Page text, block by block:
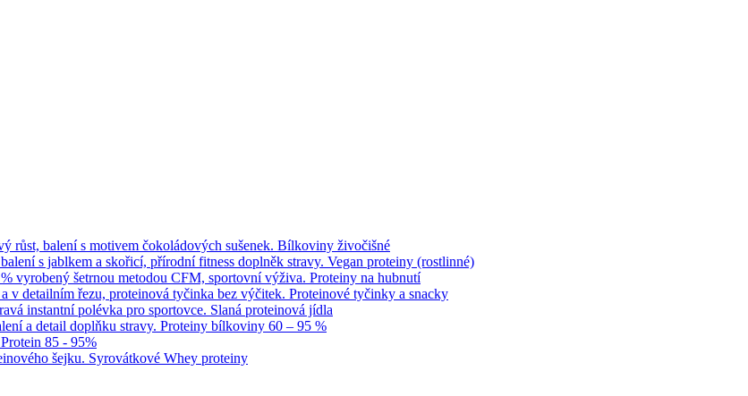
Bílkoviny živočišné
Vegan proteiny (rostlinné)
Proteiny na hubnutí
Proteinové tyčinky a snacky
Slaná proteinová jídla
Proteiny bílkoviny 60 – 95 %
Protein 85 - 95%
Syrovátkové Whey proteiny